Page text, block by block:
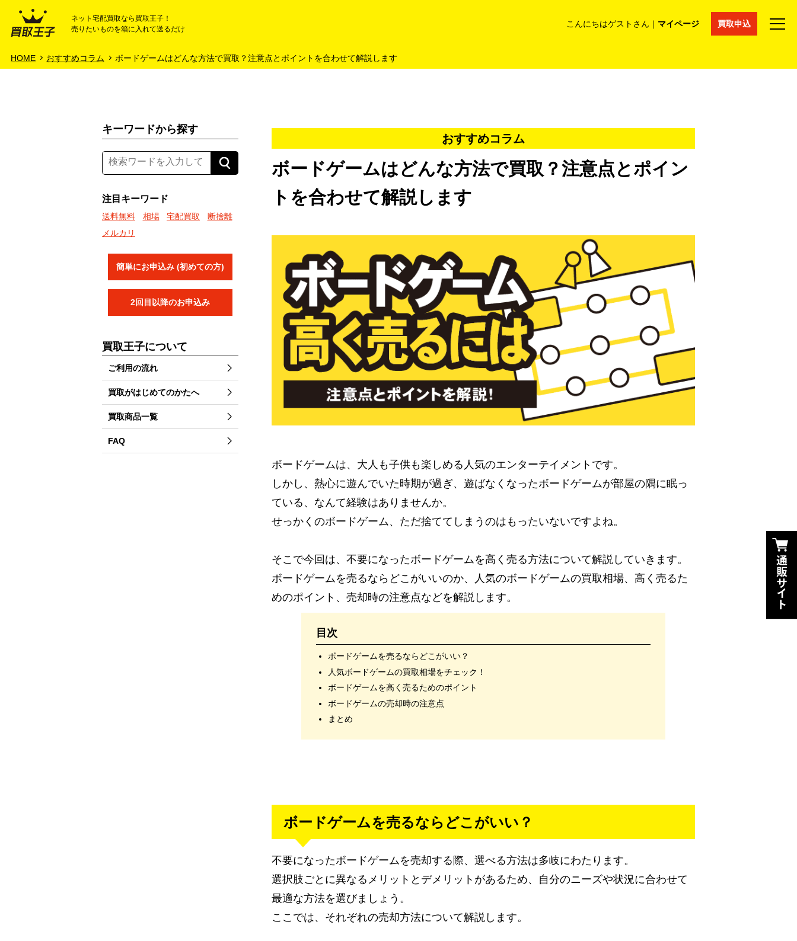
こんにちはゲストさん｜ マイページ 買取申込
HOME コラム マイページ 採用情報 通販サイト
ネット宅配買取なら買取王子！
売りたいものを箱に入れて送るだけ
HOME おすすめコラム ボードゲームはどんな方法で買取？注意点とポイントを合わせて解説します
キーワードから探す
注目キーワード
送料無料 相場 宅配買取
断捨離
メルカリ
簡単にお申込み (初めての方)
2回目以降のお申込み
買取王子について
ご利用の流れ
買取がはじめてのかたへ
買取商品一覧
FAQ
おすすめコラム
ボードゲームはどんな方法で買取？注意点とポイン
トを合わせて解説します
ボードゲームは、大人も子供も楽しめる人気のエンターテイメントです。
しかし、熱心に遊んでいた時期が過ぎ、遊ばなくなったボードゲームが部屋の隅に眠っ
ている、なんて経験はありませんか。
せっかくのボードゲーム、ただ捨ててしまうのはもったいないですよね。
そこで今回は、不要になったボードゲームを高く売る方法について解説していきます。
ボードゲームを売るならどこがいいのか、人気のボードゲームの買取相場、高く売るた
めのポイント、売却時の注意点などを解説します。
目次
ボードゲームを売るならどこがいい？
人気ボードゲームの買取相場をチェック！
ボードゲームを高く売るためのポイント
ボードゲームの売却時の注意点
まとめ
ボードゲームを売るならどこがいい？
不要になったボードゲームを売却する際、選べる方法は多岐にわたります。
選択肢ごとに異なるメリットとデメリットがあるため、自分のニーズや状況に合わせて
最適な方法を選びましょう。
ここでは、それぞれの売却方法について解説します。